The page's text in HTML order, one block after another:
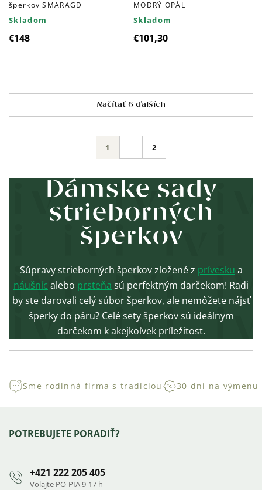
šperkov SMARAGD
Skladom
€148
MODRÝ OPÁL
Skladom
€101,30
Ovládacie
prvky
Načítať 6 ďalších
Stránkovanie
1 2
Dámske sady
strieborných
šperkov
Súpravy strieborných šperkov zložené z prívesku a
náušníc alebo prsteňa sú perfektným darčekom! Radi
by ste darovali celý súbor šperkov, ale nemôžete nájsť
šperky do páru? Celé sety šperkov sú ideálnym
darčekom k akejkoľvek príležitost.
Sme rodinná firma s tradíciou 30 dní na
Zápätie
POTREBUJETE PORADIŤ?
+421 222 205 405
Volajte PO-PIA 9-17 h